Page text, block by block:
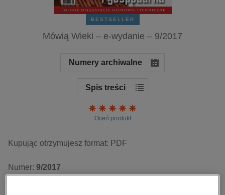
historia
religie
BESTSELLER
Mówią Wieki – e-wydanie – 9/2017
Numery archiwalne
Spis treści
Ocena:
Oceń produkt
Numer: 9/2017
Kupując otrzymujesz format: PDF